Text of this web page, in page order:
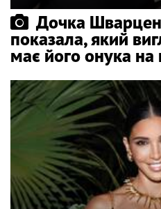
Дочка
показала, який
має його онука на